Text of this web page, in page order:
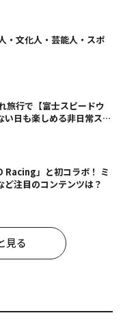
・文化人・芸能人・スポ
旅行で【富士スピードウ
い日も楽しめる非日常ステ
Racing」と初コラボ！ ミ
注目のコンテンツは？
見る